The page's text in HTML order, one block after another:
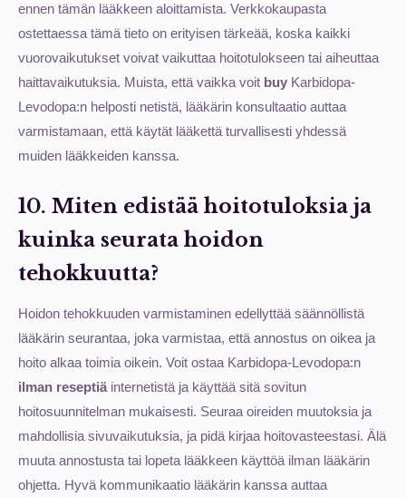
ennen tämän lääkkeen aloittamista. Verkkokaupasta
ostettaessa tämä tieto on erityisen tärkeää, koska kaikki
vuorovaikutukset voivat vaikuttaa hoitotulokseen tai aiheuttaa
haittavaikutuksia. Muista, että vaikka voit buy Karbidopa-
Levodopa:n helposti netistä, lääkärin konsultaatio auttaa
varmistamaan, että käytät lääkettä turvallisesti yhdessä
muiden lääkkeiden kanssa.
10. Miten edistää hoitotuloksia ja
kuinka seurata hoidon
tehokkuutta?
Hoidon tehokkuuden varmistaminen edellyttää säännöllistä
lääkärin seurantaa, joka varmistaa, että annostus on oikea ja
hoito alkaa toimia oikein. Voit ostaa Karbidopa-Levodopa:n
ilman reseptiä internetistä ja käyttää sitä sovitun
hoitosuunnitelman mukaisesti. Seuraa oireiden muutoksia ja
mahdollisia sivuvaikutuksia, ja pidä kirjaa hoitovasteestasi. Älä
muuta annostusta tai lopeta lääkkeen käyttöä ilman lääkärin
ohjetta. Hyvä kommunikaatio lääkärin kanssa auttaa